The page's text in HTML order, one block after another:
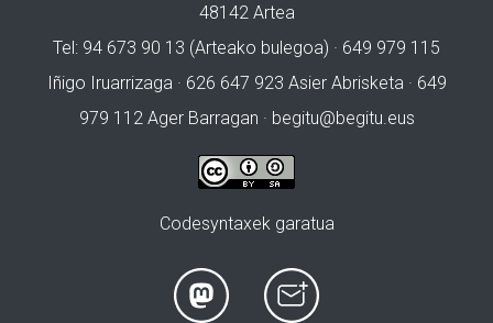
48142 Artea
Tel: 94 673 90 13 (Arteako bulegoa) · 649 979 115
Iñigo Iruarrizaga · 626 647 923 Asier Abrisketa · 649
979 112 Ager Barragan · begitu@begitu.eus
Codesyntaxek garatua